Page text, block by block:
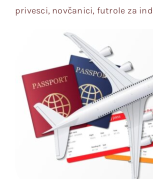
privesci, novčanici, futrole za